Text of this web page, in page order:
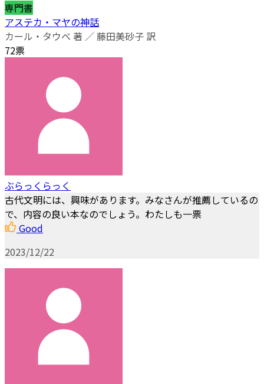
専門書
アステカ・マヤの神話
カール・タウベ 著 ／ 藤田美砂子 訳
72票
ぶらっくらっく
古代文明には、興味があります。みなさんが推薦しているの
で、内容の良い本なのでしょう。わたしも一票
Good
2023/12/22